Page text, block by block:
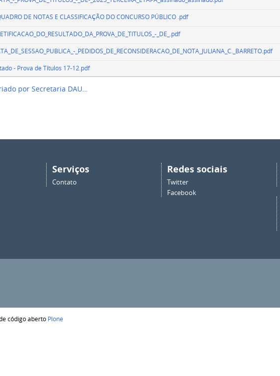
DE NOTAS E CLASSIFICAÇÃO DO CONCURSO PÚBLICO .pdf
_DE_.pdf
_PEDIDOS_DE_RECONSIDERACAO_DE_NOTA_JULIANA_C._BARRETO.pdf
- Prova de Títulos 17-12.pdf
por Secretaria DAU…
Serviços
Contato
Redes sociais
Twitter
Facebook
código aberto Plone